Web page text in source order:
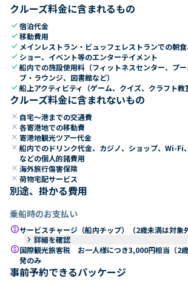
クルーズ料金に含まれるもの
check宿泊代金
check移動費用
check メインレストラン・ビュッフェレストランでの朝
check ショー、イベント等のエンターテイメント
check船内での施設使用料（フィットネスセンター、プ
ブ・ラウンジ、図書館など）
check船上アクティビティ（ゲーム、クイズ、クラフト教
クルーズ料金に含まれないもの
close 自宅～港までの交通費
close 各寄港地での移動費
close 寄港地観光ツアー代金
close 船内でのドリンク代金、カジノ、ショップ、Wi-Fi
などの個人的諸費用
close 海外旅行傷害保険
close 荷物宅配サービス
別途、掛かる費用
乗船時のお支払い
paidサービスチャージ（船内チップ）（2歳未満は対象
keyboard_arrow_right 詳細を確認
paid国際観光旅客税 お一人様につき3,000円相当（2
発のみ
事前予約できるパッケージ